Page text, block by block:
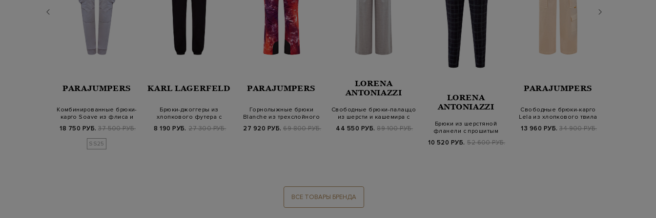
PARAJUMPERS
Комбинированные брюки-
карго Soave из флиса и
18 750 РУБ. 37 500 РУБ.
SS25
KARL LAGERFELD
Брюки-джоггеры из
хлопкового футера с
8 190 РУБ. 27 300 РУБ.
PARAJUMPERS
Горнолыжные брюки
Blanche из трехслойного
27 920 РУБ. 69 800 РУБ.
LORENA
ANTONIAZZI
Свободные брюки-палаццо
из шерсти и кашемира с
44 550 РУБ. 89 100 РУБ.
LORENA
ANTONIAZZI
Брюки из шерстяной
фланели с прошитым
10 520 РУБ. 52 600 РУБ.
PARAJUMPERS
Свободные брюки-карго
Lela из хлопкового твила
13 960 РУБ. 34 900 РУБ.
ВСЕ ТОВАРЫ БРЕНДА